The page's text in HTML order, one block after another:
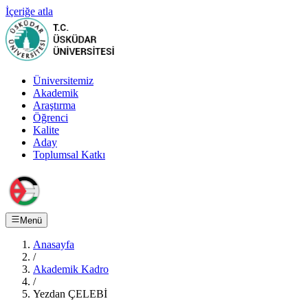
İçeriğe atla
Üniversitemiz
Akademik
Araştırma
Öğrenci
Kalite
Aday
Toplumsal Katkı
Menü
Anasayfa
/
Akademik Kadro
/
Yezdan ÇELEBİ